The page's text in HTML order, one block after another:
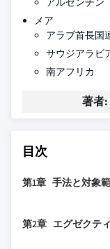
メア
アラブ首長国
サウジアラビ
南アフリカ
著者:
目次
第1章 手法と対象
1.2 調査設計
第2章 エグゼクテ